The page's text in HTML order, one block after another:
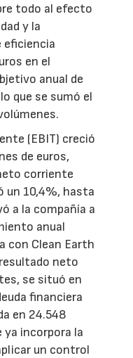
todo al efecto
y la
eficiencia
en el
anual de
que se sumó el
(EBIT) creció
de euros,
corriente
un 10,4%, hasta
a la compañía a
anual
con Clean Earth
neto
se situó en
financiera
en 24.548
ya incorpora la
un control